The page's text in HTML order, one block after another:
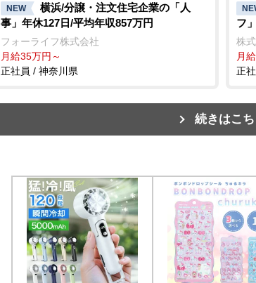
NEW
横浜/分譲・注文住宅企業の「人
事」年休127日/平均年収857万円
フォーライフ株式会社
月給35万円～
正社員 / 神奈川県
フ
株
月
正
続きはこち